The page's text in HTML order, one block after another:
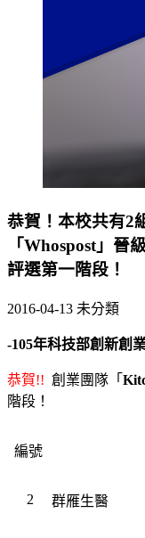
恭賀！本校共有2
「Whospost」晉
評選第一階段！
2016-04-13 未分類
-105年科技部創新創
恭賀!! 創業團隊「
階段！
編號
2 群雁生醫